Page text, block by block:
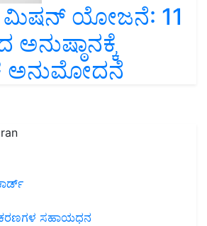
ಅನುಮೋದನೆ
ಸಹಾಯಧನ